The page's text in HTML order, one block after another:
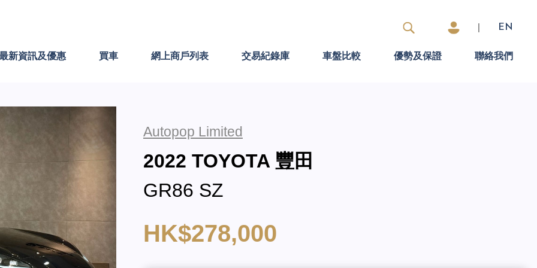
EN
新資訊及優惠 買車 網上商戶列表 交易紀錄庫 車盤比較 優勢及保證 聯絡我們
Autopop Limited
2022 TOYOTA 豐田
GR86 SZ
HK$278,000